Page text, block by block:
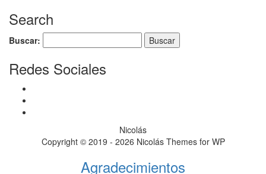
Search
Buscar:
Redes Sociales
Nicolás
Copyright © 2019 - 2026 Nicolás Themes for WP
Agradecimientos